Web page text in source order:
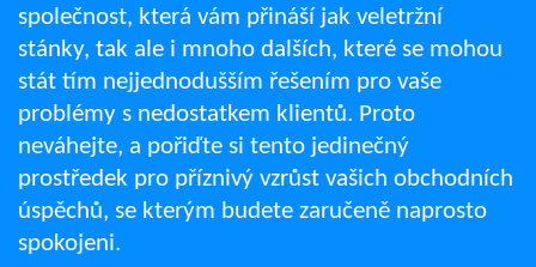
společnost, která vám přináší jak veletržní
stánky, tak ale i mnoho dalších, které se mohou
stát tím nejjednodušším řešením pro vaše
problémy s nedostatkem klientů. Proto
neváhejte, a pořiďte si tento jedinečný
prostředek pro příznivý vzrůst vašich obchodních
úspěchů, se kterým budete zaručeně naprosto
spokojeni.